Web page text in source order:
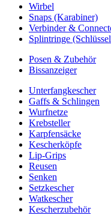
Wirbel
Snaps (Karabiner)
Verbinder &
Splintringe
Posen & Zubehör
Bissanzeiger
Unterfangkescher
Gaffs & Schlingen
Wurfnetze
Krebsteller
Karpfensäcke
Kescherköpfe
Lip-Grips
Reusen
Senken
Setzkescher
Watkescher
Kescherzubehör